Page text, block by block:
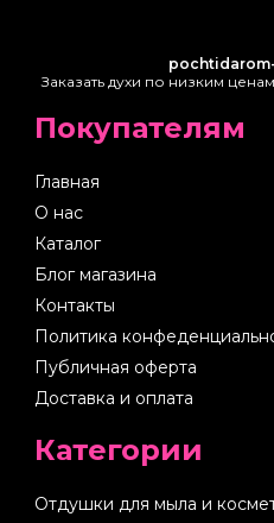
Заказать духи по низким
Покупателям
Главная
О нас
Каталог
Блог магазина
Контакты
Политика
Публичная оферта
Доставка и оплата
Категории
Отдушки для мыла и